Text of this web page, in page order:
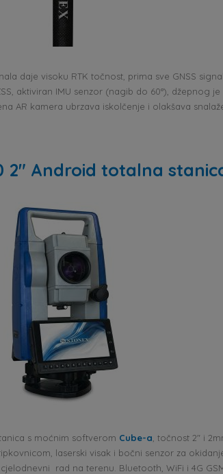
daje visoku RTK točnost, prima sve GNSS
aktiviran IMU senzor (nagib do 60°), džepnog
AR kamera ubrzava iskolčenje i olakšava
2″ Android totalna
s moćnim softverom Cube-a , točnost 2″ i
laserski visak i bočni senzor za
rad na terenu. Bluetooth, WiFi i 4G